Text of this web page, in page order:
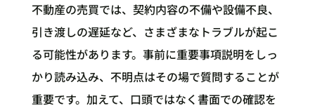
不動産の売買では、契約内容の不備や設備不良、
引き渡しの遅延など、さまざまなトラブルが起こ
る可能性があります。事前に重要事項説明をしっ
かり読み込み、不明点はその場で質問することが
重要です。加えて、口頭ではなく書面での確認を